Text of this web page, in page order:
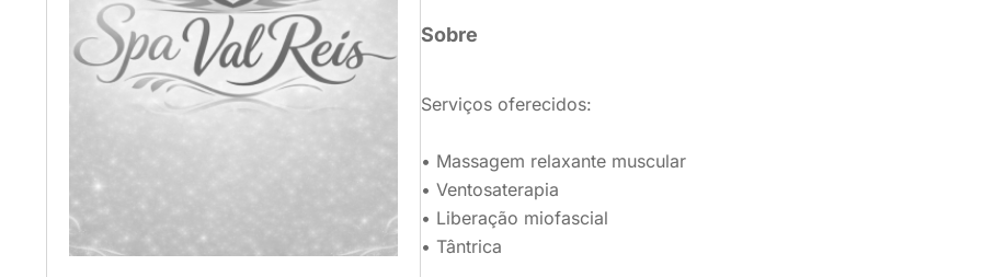
Sobre
Serviços oferecidos:
• Massagem relaxante muscular
• Ventosaterapia
• Liberação miofascial
• Tântrica